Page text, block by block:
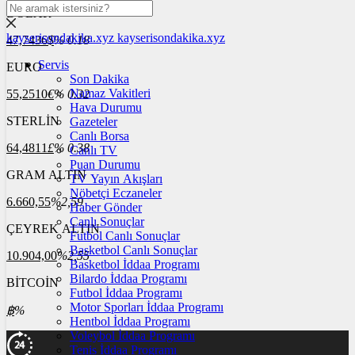
DOLAR
47,7436$% 0.18
EURO
55,2510€% 0.32
STERLİN
64,4811£% 0.38
GRAM ALTIN
6.660,55%2,59
ÇEYREK ALTIN
10.904,00%2,55
BİTCOİN
฿%
kayserisondakika.xyz kayserisondakika.xyz
Servis
Son Dakika
Namaz Vakitleri
Hava Durumu
Gazeteler
Canlı Borsa
Canlı TV
Puan Durumu
TV Yayın Akışları
Nöbetçi Eczaneler
Haber Gönder
Canlı Sonuçlar
Futbol Canlı Sonuçlar
Basketbol Canlı Sonuçlar
Basketbol İddaa Programı
Bilardo İddaa Programı
Futbol İddaa Programı
Motor Sporları İddaa Programı
Hentbol İddaa Programı
Voleybol İddaa Programı
Tenis İddaa Programı